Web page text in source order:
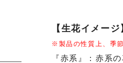
【生花イメージ
※製品の性質上、季
『赤系』：赤系